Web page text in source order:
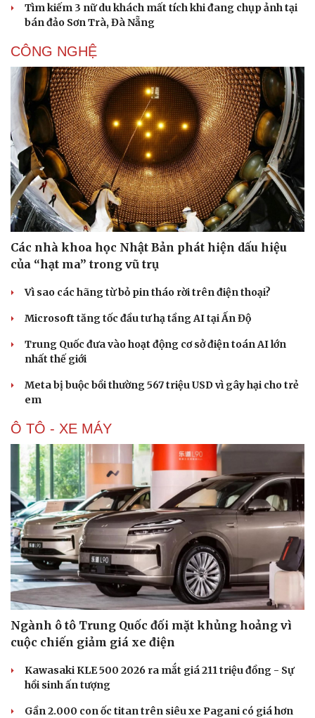
Tìm kiếm 3 nữ du khách mất tích khi đang chụp ảnh tại
bán đảo Sơn Trà, Đà Nẵng
CÔNG NGHỆ
Các nhà khoa học Nhật Bản phát hiện dấu hiệu
của “hạt ma” trong vũ trụ
Vì sao các hãng từ bỏ pin tháo rời trên điện thoại?
Microsoft tăng tốc đầu tư hạ tầng AI tại Ấn Độ
Trung Quốc đưa vào hoạt động cơ sở điện toán AI lớn
nhất thế giới
Meta bị buộc bồi thường 567 triệu USD vì gây hại cho trẻ
em
Ô TÔ - XE MÁY
Ngành ô tô Trung Quốc đối mặt khủng hoảng vì
cuộc chiến giảm giá xe điện
Kawasaki KLE 500 2026 ra mắt giá 211 triệu đồng - Sự
hồi sinh ấn tượng
Gần 2.000 con ốc titan trên siêu xe Pagani có giá hơn